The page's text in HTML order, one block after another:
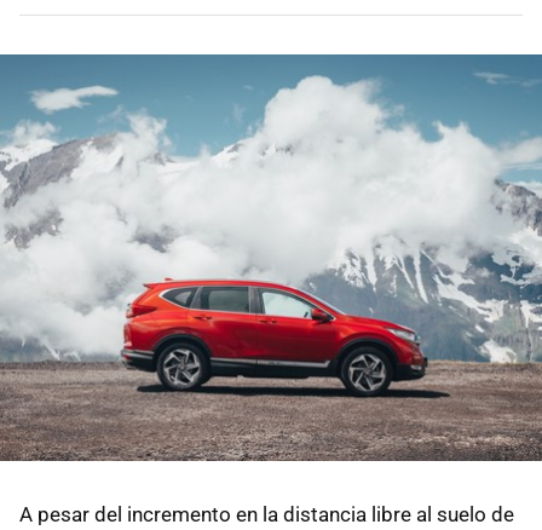
A pesar del incremento en la distancia libre al suelo de